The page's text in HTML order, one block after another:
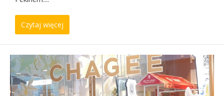
Czytaj więcej